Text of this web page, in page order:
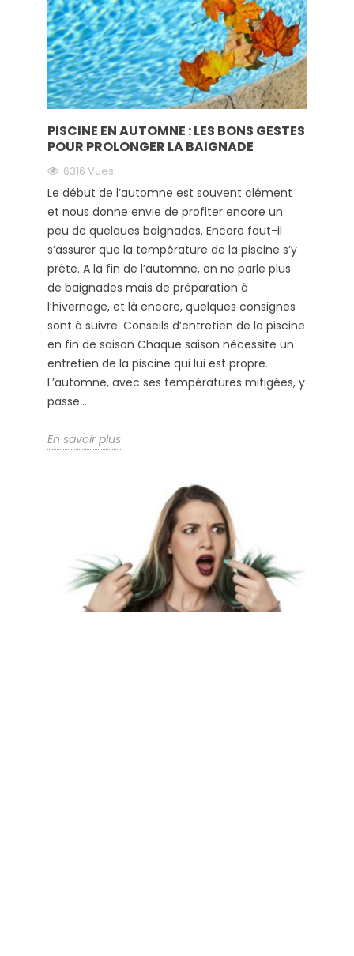
PISCINE EN AUTOMNE : LES BONS GESTES
POUR PROLONGER LA BAIGNADE
6316 Vues
Le début de l’automne est souvent clément
et nous donne envie de profiter encore un
peu de quelques baignades. Encore faut-il
s’assurer que la température de la piscine s’y
prête. A la fin de l’automne, on ne parle plus
de baignades mais de préparation à
l’hivernage, et là encore, quelques consignes
sont à suivre. Conseils d’entretien de la piscine
en fin de saison Chaque saison nécessite un
entretien de la piscine qui lui est propre.
L’automne, avec ses températures mitigées, y
passe...
En savoir plus